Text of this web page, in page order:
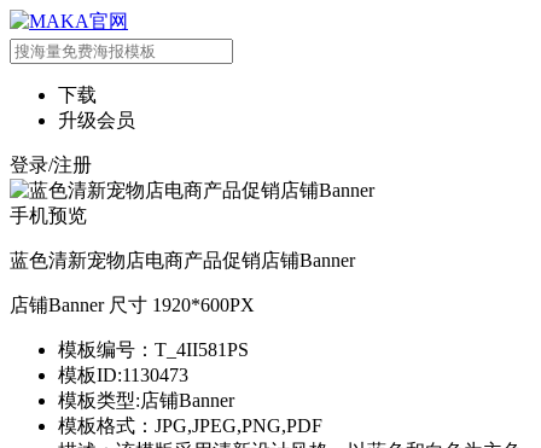
下载
升级会员
登录/注册
手机预览
蓝色清新宠物店电商产品促销店铺Banner
店铺Banner 尺寸 1920*600PX
模板编号：T_4II581PS
模板ID:1130473
模板类型:店铺Banner
模板格式：JPG,JPEG,PNG,PDF